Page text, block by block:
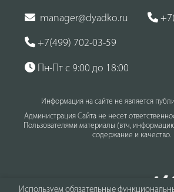
Используем обязательные
manager@dyadko.ru
+7(499) 702-03-59
Пн-Пт с 9:00 до 18:00
Информация на сайте не является
Администрация Сайта не несет
Пользователями материалы (втч,
содержание и качество.